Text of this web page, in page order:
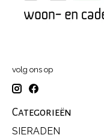
volg ons op
Categorieën
SIERADEN